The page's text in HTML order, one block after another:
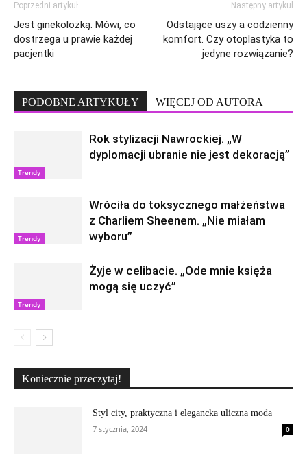
Poprzedni artykuł
Jest ginekolożką. Mówi, co
dostrzega u prawie każdej
pacjentki
Następny artykuł
Odstające uszy a codzienny
komfort. Czy otoplastyka to
jedyne rozwiązanie?
PODOBNE ARTYKUŁY WIĘCEJ OD AUTORA
Trendy
Rok stylizacji Nawrockiej. „W
dyplomacji ubranie nie jest dekoracją”
Trendy
Wróciła do toksycznego małżeństwa
z Charliem Sheenem. „Nie miałam
wyboru”
Trendy
Żyje w celibacie. „Ode mnie księża
mogą się uczyć”
Koniecznie przeczytaj!
Styl city, praktyczna i elegancka uliczna moda
7 stycznia, 2024
0